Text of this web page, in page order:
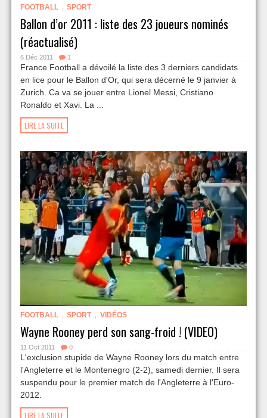
FOOTBALL , SPORT
Ballon d’or 2011 : liste des 23 joueurs nominés
(réactualisé)
6 Déc 2011 1
France Football a dévoilé la liste des 3 derniers candidats
en lice pour le Ballon d'Or, qui sera décerné le 9 janvier à
Zurich. Ca va se jouer entre Lionel Messi, Cristiano
Ronaldo et Xavi. La ...
LIRE LA SUITE
FOOTBALL , SPORT , VIDÉOS
Wayne Rooney perd son sang-froid ! (VIDEO)
11 Oct 2011 0
L'exclusion stupide de Wayne Rooney lors du match entre
l'Angleterre et le Montenegro (2-2), samedi dernier. Il sera
suspendu pour le premier match de l'Angleterre à l'Euro-
2012.
LIRE LA SUITE